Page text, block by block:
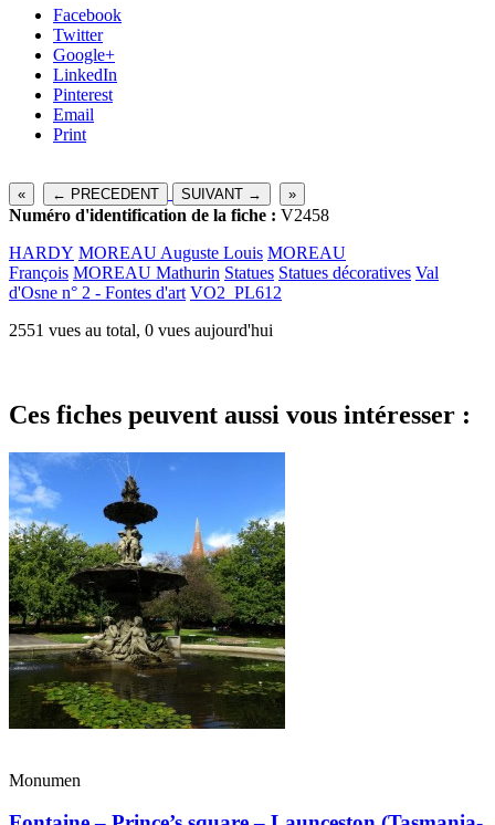
Facebook
Twitter
Google+
LinkedIn
Pinterest
Email
Print
« ← PRECEDENT SUIVANT → »
Numéro d'identification de la fiche : V2458
HARDY MOREAU Auguste Louis MOREAU
François MOREAU Mathurin Statues Statues décoratives Val
d'Osne n° 2 - Fontes d'art VO2_PL612
2551 vues au total, 0 vues aujourd'hui
Ces fiches peuvent aussi vous intéresser :
Monumen